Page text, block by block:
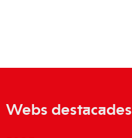
Webs destacades